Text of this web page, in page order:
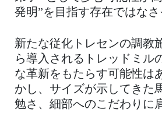
発明”を目指す存在ではなさ
新たな従化トレセンの調教
ら導入されるトレッドミル
な革新をもたらす可能性は
かし、サイズが示してきた
勉さ、細部へのこだわりに